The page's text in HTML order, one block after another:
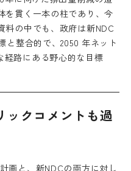
を貫く一本の柱であり、今
料の中でも、政府は新NDC
と整合的で、2050 年ネット
経路にある野心的な目標
ックコメントも過
画と、新NDCの両方に対し